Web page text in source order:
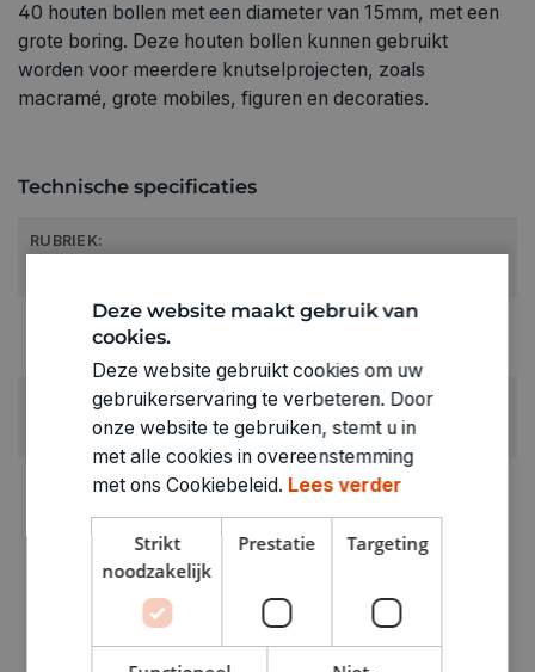
40 houten bollen met een diameter van 15mm, met een
grote boring. Deze houten bollen kunnen gebruikt
worden voor meerdere knutselprojecten, zoals
macramé, grote mobiles, figuren en decoraties.
Technische specificaties
RUBRIEK:
GEWICHT
ARTIKELNUMMER
0462015
Deze website maakt gebruik van
cookies.
Deze website gebruikt cookies om uw
gebruikerservaring te verbeteren. Door
onze website te gebruiken, stemt u in
met alle cookies in overeenstemming
met ons Cookiebeleid. Lees verder
Strikt
noodzakelijk
Prestatie Targeting